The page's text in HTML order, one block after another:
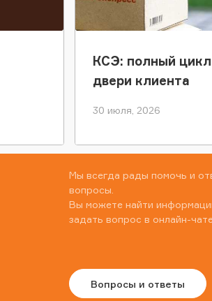
КСЭ: полный
двери клиента
30 июля, 2026
Мы всегда рады помочь и
вопросы.
Вы можете найти
задать вопрос в онлайн-
Вопросы и ответы